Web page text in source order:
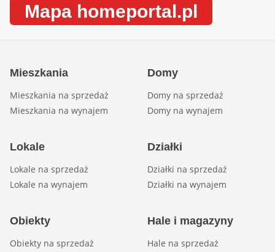
Mapa homeportal.pl
Mieszkania
Mieszkania na sprzedaż
Mieszkania na wynajem
Domy
Domy na sprzedaż
Domy na wynajem
Lokale
Lokale na sprzedaż
Lokale na wynajem
Działki
Działki na sprzedaż
Działki na wynajem
Obiekty
Obiekty na sprzedaż
Hale i magazyny
Hale na sprzedaż